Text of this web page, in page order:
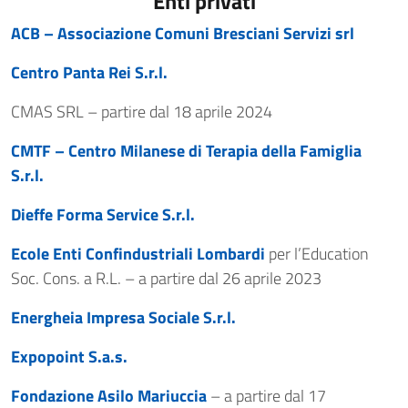
ACB – Associazione Comuni Bresciani Servizi srl
Centro Panta Rei S.r.l.
CMAS SRL – partire dal 18 aprile 2024
CMTF – Centro Milanese di Terapia della Famiglia
S.r.l.
Dieffe Forma Service S.r.l.
Ecole Enti Confindustriali Lombardi per l’Education
Soc. Cons. a R.L. – a partire dal 26 aprile 2023
Energheia Impresa Sociale S.r.l.
Expopoint S.a.s.
Fondazione Asilo Mariuccia– a partire dal 17